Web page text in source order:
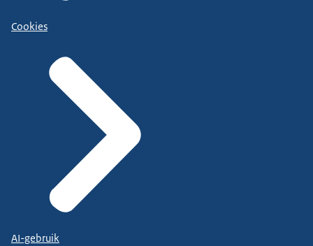
Cookies
AI-gebruik